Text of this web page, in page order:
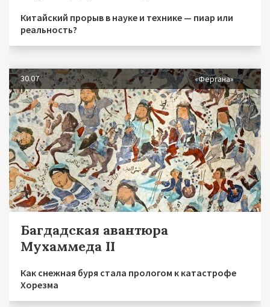
Китайский прорыв в науке и технике — пиар или
реальность?
30.07 «Фергана»
Багдадская авантюра
Мухаммеда II
Как снежная буря стала прологом к катастрофе
Хорезма